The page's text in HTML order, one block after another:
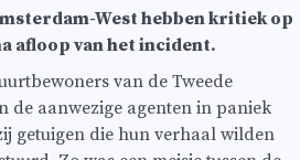
West hebben kritiek op
afloop van het incident.
van de Tweede
de aanwezige agenten in paniek
getuigen die hun verhaal wilden